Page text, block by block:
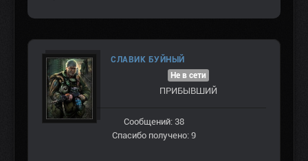
СЛАВИК БУЙНЫЙ
Не в сети
ПРИБЫВШИЙ
Сообщений: 38
Спасибо получено: 9